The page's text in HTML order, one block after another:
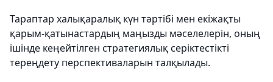
Тараптар халықаралық күн тәртібі мен екіжақты
қарым-қатынастардың маңызды мәселелерін, оның
ішінде кеңейтілген стратегиялық серіктестікті
тереңдету перспективаларын талқылады.